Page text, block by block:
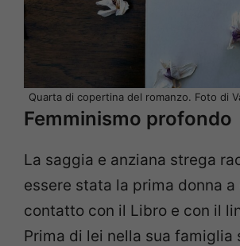
Quarta di copertina del romanzo. Foto di
Femminismo profondo
La saggia e anziana strega
essere stata la prima donna a
contatto con il Libro e con il
Prima di lei nella sua famiglia